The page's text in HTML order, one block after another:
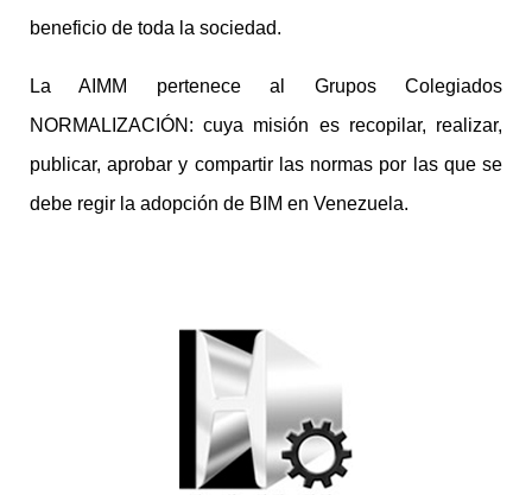
beneficio de toda la sociedad.
La AIMM pertenece al Grupos Colegiados
NORMALIZACIÓN: cuya misión es recopilar, realizar,
publicar, aprobar y compartir las normas por las que se
debe regir la adopción de BIM en Venezuela.